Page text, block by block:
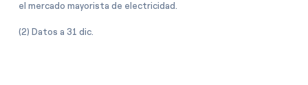
el mercado mayorista de electricidad.
(2) Datos a 31 dic.